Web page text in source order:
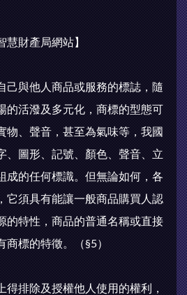
慧財產局網站】
己與他人商品或服務的標誌，隨
的活潑及多元化，商標的型態可
物、聲音，甚至為氣味等，我國
、圖形、記號、顏色、聲音、立
成的任何標識。但無論如何，各
它須具有能讓一般商品購買人認
的特性，商品的普通名稱或直接
商標的特徵。（§5）
得排除及授權他人使用的權利，